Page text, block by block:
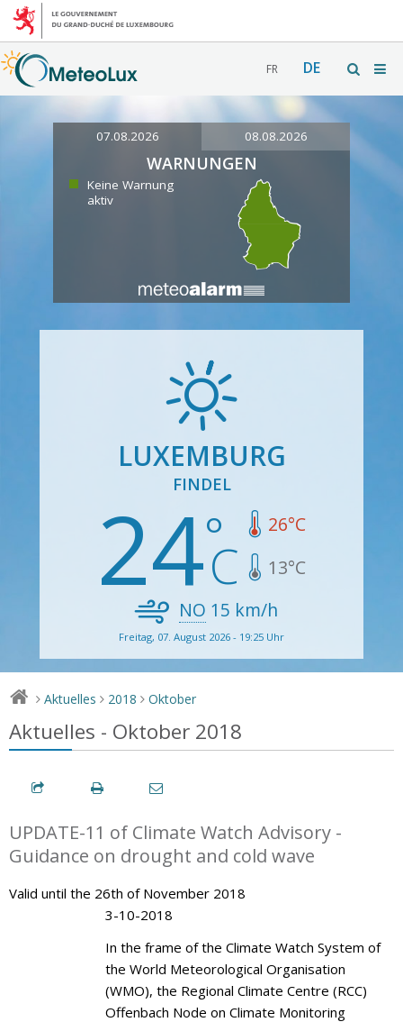
FR DE
07.08.2026 08.08.2026
WARNUNGEN
Keine Warnung
aktiv
LUXEMBURG
FINDEL
24 26°C
13°C
NO 15 km/h
Freitag, 07. August 2026 - 19:25 Uhr
> Aktuelles > 2018 > Oktober
Aktuelles - Oktober 2018
UPDATE-11 of Climate Watch Advisory -
Guidance on drought and cold wave
Valid until the 26th of November 2018
3-10-2018
In the frame of the Climate Watch System of
the World Meteorological Organisation
(WMO), the Regional Climate Centre (RCC)
Offenbach Node on Climate Monitoring